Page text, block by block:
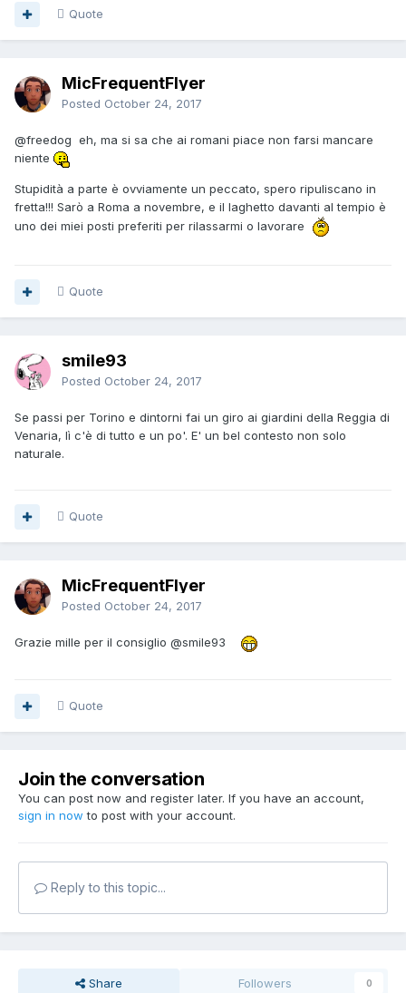
Quote
MicFrequentFlyer
Posted October 24, 2017
@freedog eh, ma si sa che ai romani piace non farsi mancare
niente
Stupidità a parte è ovviamente un peccato, spero ripuliscano in
fretta!!! Sarò a Roma a novembre, e il laghetto davanti al tempio è
uno dei miei posti preferiti per rilassarmi o lavorare
Quote
smile93
Posted October 24, 2017
Se passi per Torino e dintorni fai un giro ai giardini della Reggia di
Venaria, lì c'è di tutto e un po'. E' un bel contesto non solo
naturale.
Quote
MicFrequentFlyer
Posted October 24, 2017
Grazie mille per il consiglio @smile93
Quote
Join the conversation
You can post now and register later. If you have an account,
sign in now to post with your account.
Reply to this topic...
Share Followers 0